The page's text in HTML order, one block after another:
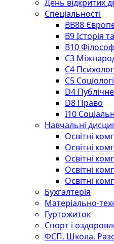
День відкритих
Спеціальності
BВ88
B9 Історія
B10
C3
C4
С5
D4
D8 Право
I10
Навчальні
Освітні
Освітні
Освітні
Освітні
Освітні
Бухгалтерія
Матеріально-
Гуртожиток
Спорт і
ФСП. Школа.